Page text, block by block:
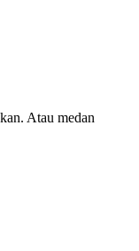
Atau medan